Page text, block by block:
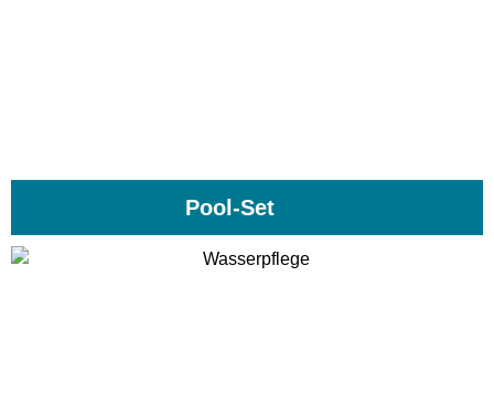
Pool-Set